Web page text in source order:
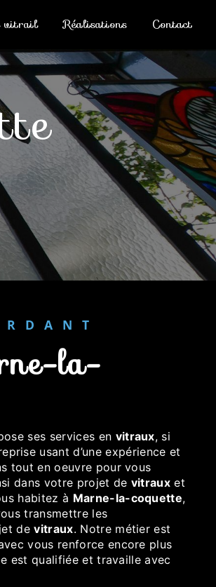
vitrail Réalisations Contact
ses services en vitraux, si
usant d’une expérience et
tout en oeuvre pour vous
dans votre projet de vitraux et
habitez à Marne-la-coquette,
transmettre les
devitraux. Notre métier est
vous renforce encore plus
est qualifiée et travaille avec